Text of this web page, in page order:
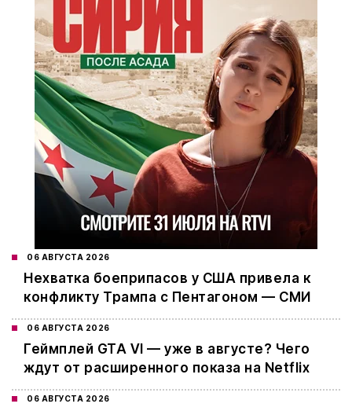
06 АВГУСТА 2026
Нехватка боеприпасов у США привела к
конфликту Трампа с Пентагоном — СМИ
06 АВГУСТА 2026
Геймплей GTA VI — уже в августе? Чего
ждут от расширенного показа на Netflix
06 АВГУСТА 2026